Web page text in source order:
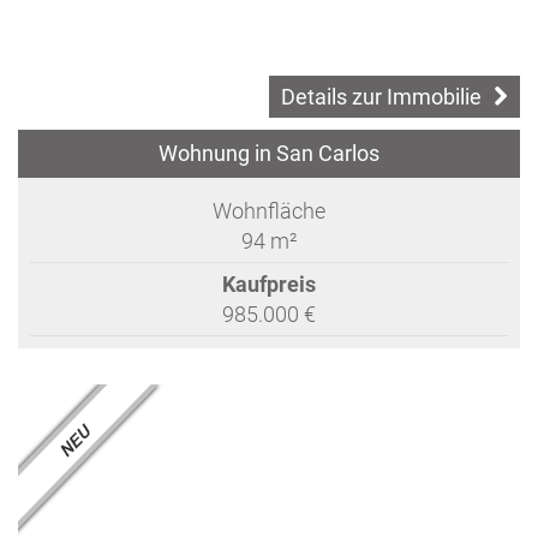
Details zur Immobilie
Wohnung in San Carlos
Wohnfläche
94 m²
Kaufpreis
985.000 €